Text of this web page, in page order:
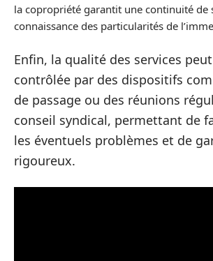
la copropriété garantit une continuité de
connaissance des particularités de
Enfin, la qualité des services
contrôlée par des dispositifs
de passage ou des réunions
conseil syndical, permettant de
les éventuels problèmes et de
rigoureux.